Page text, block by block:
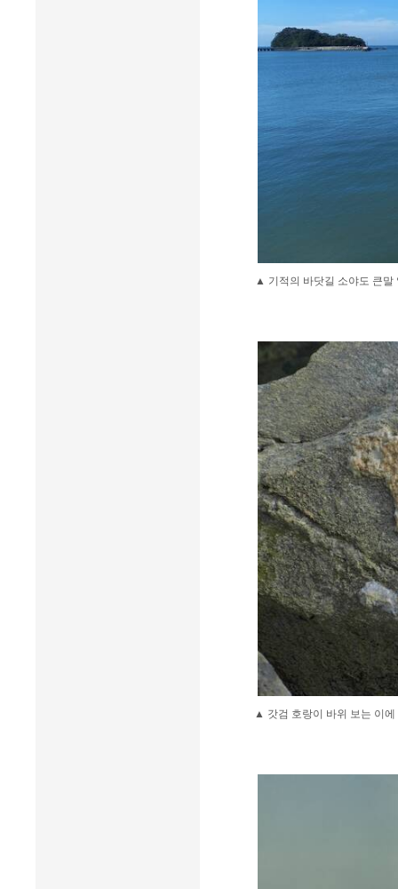
▲ 기적의 바닷길 소야도 큰말
▲ 갓검 호랑이 바위 보는 이